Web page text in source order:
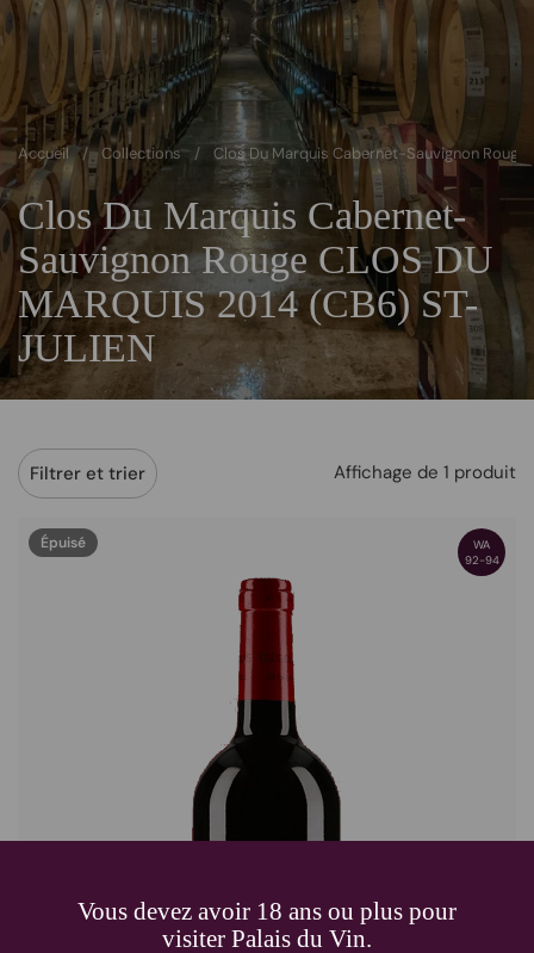
Vous devez avoir 18 ans ou plus pour
visiter Palais du Vin.
Accueil / Collections / Clos Du Marquis Cabernet-Sauvignon Rouge
Clos Du Marquis Cabernet-
Sauvignon Rouge CLOS DU
MARQUIS 2014 (CB6) ST-
JULIEN
Filtrer et trier Affichage de 1 produit
WA
92-94
Épuisé